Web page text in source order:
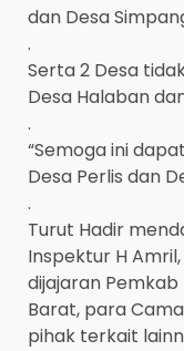
dan Desa
.
Serta 2 Desa
Desa Halaban
.
“Semoga ini
Desa Perlis dan
.
Turut Hadir
Inspektur H
dijajaran
Barat, para
pihak terkait